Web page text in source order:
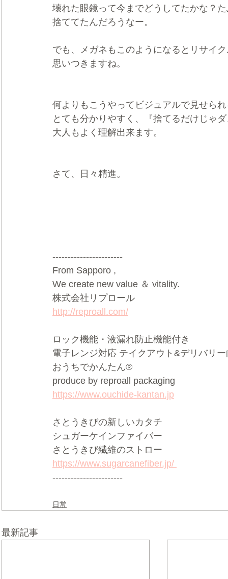
壊れた眼鏡って今までどうしてたかな？
捨ててたんだろうなー。
でも、メガネもこのようになるとリサイ
思いつきますね。
何よりもこうやってビジュアルで見せら
とても分かりやすく、『捨てるだけじゃ
大人もよく理解出来ます。
さて、日々精進。
-----------------------
From Sapporo ,
We create new value ＆ vitality.
株式会社リプロール
http://reproall.com/
ロック機能・液漏れ防止機能付き
電子レンジ対応 テイクアウト&デリバ
おうちでかんたん®
produce by reproall packaging
https://www.ouchide-kantan.jp
さとうきびの新しいカタチ
シュガーケインファイバー
さとうきび繊維のストロー
https://www.sugarcanefiber.jp/
-----------------------
日常
最新記事